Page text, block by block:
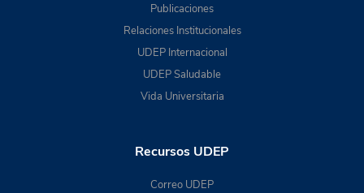
Publicaciones
Relaciones Institucionales
UDEP Internacional
UDEP Saludable
Vida Universitaria
Recursos UDEP
Correo UDEP